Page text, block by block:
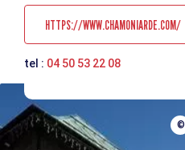
HTTPS://WWW.CHAMONIARDE.COM/
tel : 04 50 53 22 08
©